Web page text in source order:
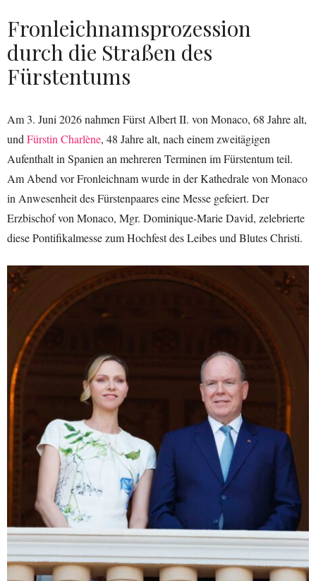
Fronleichnamsprozession
durch die Straßen des
Fürstentums
Am 3. Juni 2026 nahmen Fürst Albert II. von Monaco, 68 Jahre alt,
und Fürstin Charlène, 48 Jahre alt, nach einem zweitägigen
Aufenthalt in Spanien an mehreren Terminen im Fürstentum teil.
Am Abend vor Fronleichnam wurde in der Kathedrale von Monaco
in Anwesenheit des Fürstenpaares eine Messe gefeiert. Der
Erzbischof von Monaco, Mgr. Dominique-Marie David, zelebrierte
diese Pontifikalmesse zum Hochfest des Leibes und Blutes Christi.